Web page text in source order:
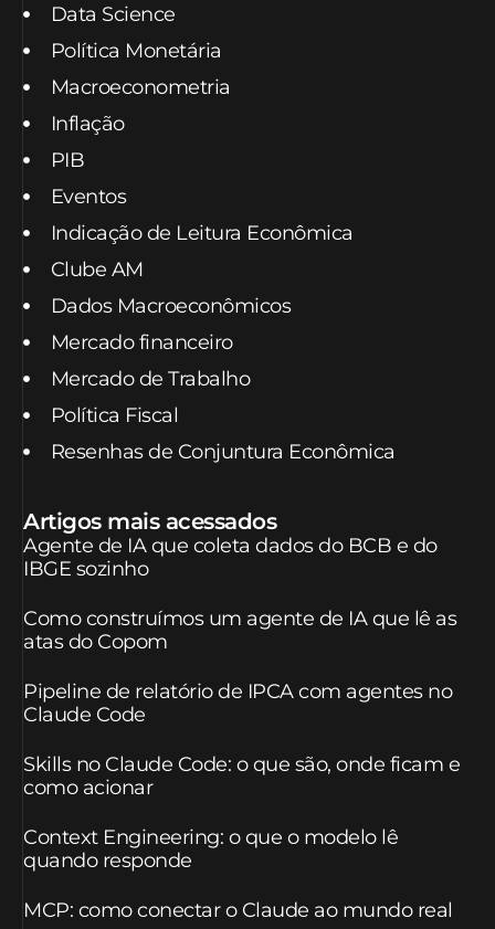
Data Science
Política Monetária
Macroeconometria
Inflação
PIB
Eventos
Indicação de Leitura Econômica
Clube AM
Dados Macroeconômicos
Mercado financeiro
Mercado de Trabalho
Política Fiscal
Resenhas de Conjuntura Econômica
Artigos mais acessados
Agente de IA que coleta dados do BCB e do
IBGE sozinho
Como construímos um agente de IA que lê as
atas do Copom
Pipeline de relatório de IPCA com agentes no
Claude Code
Skills no Claude Code: o que são, onde ficam e
como acionar
Context Engineering: o que o modelo lê
quando responde
MCP: como conectar o Claude ao mundo real